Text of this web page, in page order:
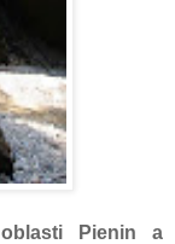
oblasti Pienin a